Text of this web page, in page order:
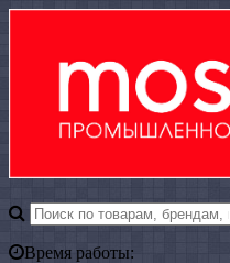
Время работы: